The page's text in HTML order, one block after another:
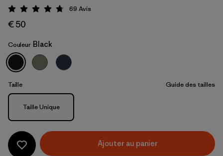
Black
Évaluation: 4.8 / 5
69 Avis
€ 50
Couleur Black
Taille Guide des tailles
Taille
Taille Unique
Ajouter au panier